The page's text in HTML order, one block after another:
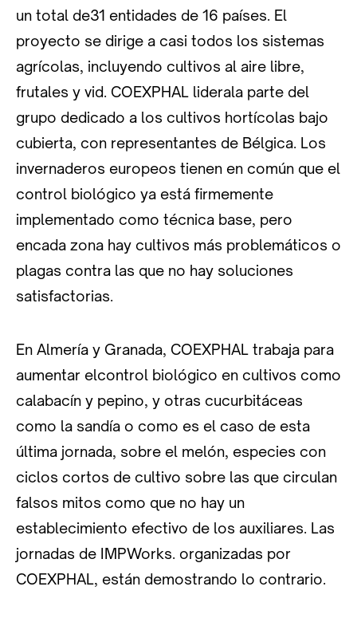
un total de31 entidades de 16 países. El
proyecto se dirige a casi todos los sistemas
agrícolas, incluyendo cultivos al aire libre,
frutales y vid. COEXPHAL liderala parte del
grupo dedicado a los cultivos hortícolas bajo
cubierta, con representantes de Bélgica. Los
invernaderos europeos tienen en común que el
control biológico ya está firmemente
implementado como técnica base, pero
encada zona hay cultivos más problemáticos o
plagas contra las que no hay soluciones
satisfactorias.
En Almería y Granada, COEXPHAL trabaja para
aumentar elcontrol biológico en cultivos como
calabacín y pepino, y otras cucurbitáceas
como la sandía o como es el caso de esta
última jornada, sobre el melón, especies con
ciclos cortos de cultivo sobre las que circulan
falsos mitos como que no hay un
establecimiento efectivo de los auxiliares. Las
jornadas de IMPWorks. organizadas por
COEXPHAL, están demostrando lo contrario.